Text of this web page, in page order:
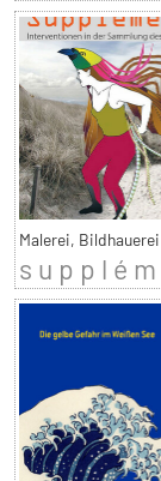
Malerei, Bildhauerei
s u p p l é